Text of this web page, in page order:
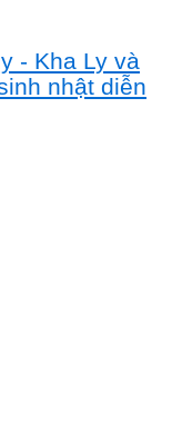
- Kha Ly và
nhật diễn